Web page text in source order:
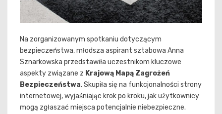
Na zorganizowanym spotkaniu dotyczącym
bezpieczeństwa, młodsza aspirant sztabowa Anna
Sznarkowska przedstawiła uczestnikom kluczowe
aspekty związane z Krajową Mapą Zagrożeń
Bezpieczeństwa. Skupiła się na funkcjonalności strony
internetowej, wyjaśniając krok po kroku, jak użytkownicy
mogą zgłaszać miejsca potencjalnie niebezpieczne.